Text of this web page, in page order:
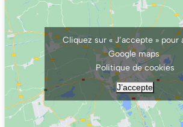
Cliquez sur « J’accepte » pour
Google maps
Politique de cookies
J’accepte